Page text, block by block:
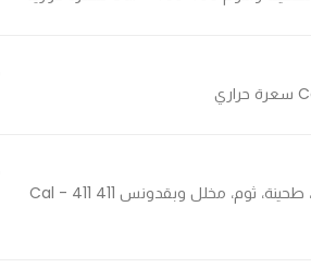
Mashed chickpeas, tahina, garlic, pickles and parsley - حمص مهروس، طحينة، ثوم، مخلل وبقدونس 411 Cal - 411